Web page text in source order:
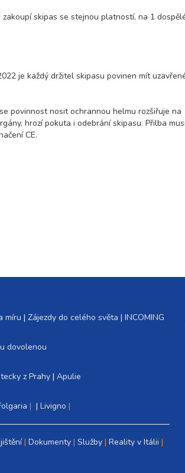
skipas se stejnou platností, na 1
je každý držitel skipasu povinen mít
povinnost nosit ochrannou helmu rozšiřuje na
hrozí pokuta i odebrání skipasu. Přilba
CE.
míru | Zájezdy do celého světa | INCOMING
dovolenou
z Prahy | Apulie
| Livigno
Dokumenty Služby Reality v Itálii